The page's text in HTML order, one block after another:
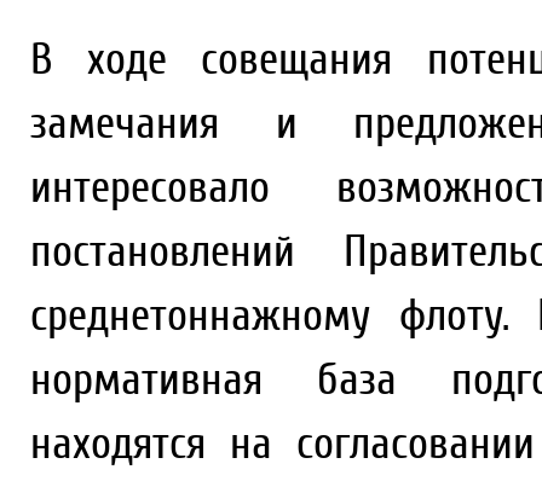
В ходе совещания
замечания и
интересовало
постановлений
среднетоннажному
нормативная база
находятся на